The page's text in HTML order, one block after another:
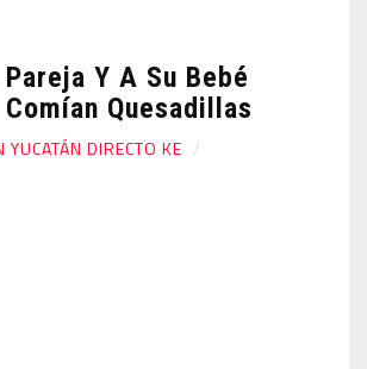
Y A Su Bebé
Quesadillas
YUCATÁN DIRECTO KE